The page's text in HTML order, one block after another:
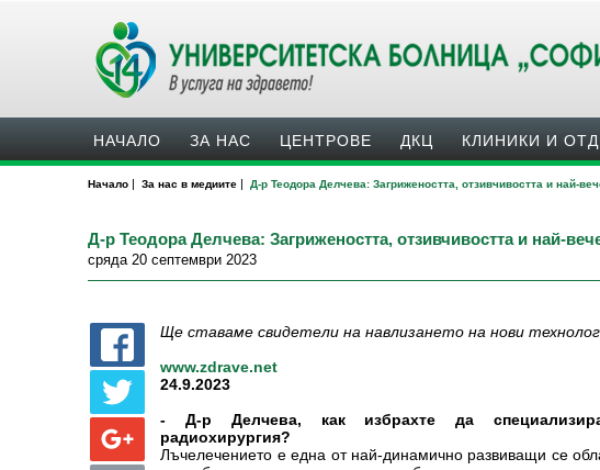
НАЧАЛО ЗА НАС ЦЕНТРОВЕ ДКЦ КЛИНИКИ И
Начало | За нас в медиите | Д-р Теодора Делчева: Загрижеността, отзивчивостта и най-
Д-р Теодора Делчева: Загрижеността, отзивчивостта и най-
сряда 20 септември 2023
Ще ставаме свидетели на навлизането на нови
www.zdrave.net
24.9.2023
- Д-р Делчева, как избрахте да
радиохирургия?
Лъчелечението е една от най-динамично развиващи се